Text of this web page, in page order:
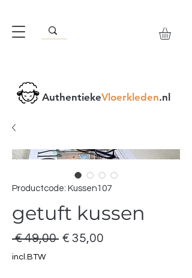
AuthentiekeVloerkleden.nl
Productcode: Kussen107
getuft kussen
€ 49,00 Normale
€ 35,00
incl.BTW